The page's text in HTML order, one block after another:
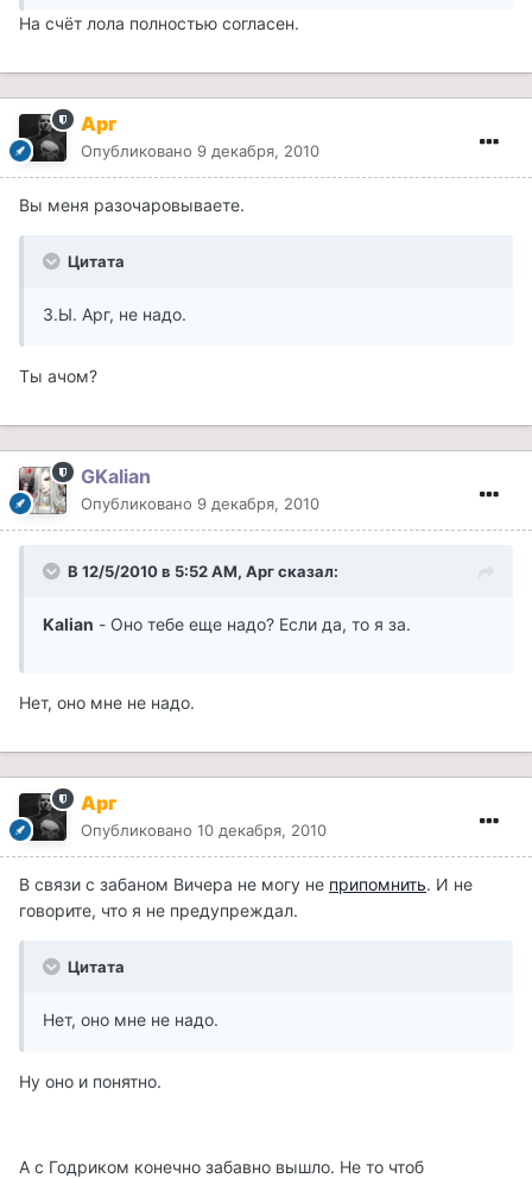
На счёт лола полностью согласен.
Арг
Опубликовано 9 декабря, 2010
Вы меня разочаровываете.
Цитата
З.Ы. Арг, не надо.
Ты ачом?
GKalian
Опубликовано 9 декабря, 2010
В 12/5/2010 в 5:52 AM, Арг сказал:
Kalian - Оно тебе еще надо? Если да, то я за.
Нет, оно мне не надо.
Арг
Опубликовано 10 декабря, 2010
В связи с забаном Вичера не могу не припомнить. И не
говорите, что я не предупреждал.
Цитата
Нет, оно мне не надо.
Ну оно и понятно.
А с Годриком конечно забавно вышло. Не то чтоб